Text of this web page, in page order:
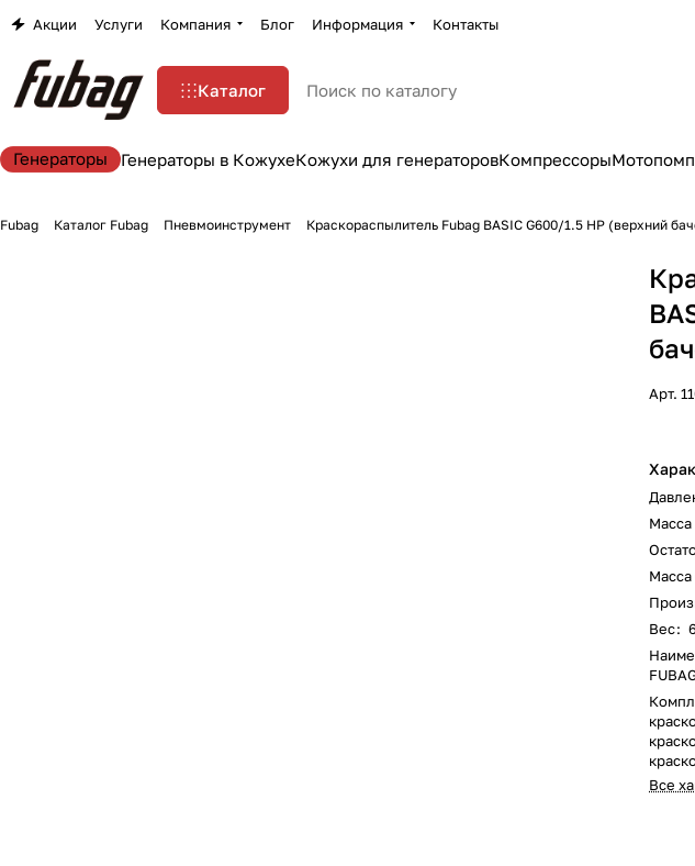
Акции Услуги Компания Блог Информация Контакты
Каталог
Генераторы Генераторы в КожухеКожухи для генераторовКомпрессоры
Fubag Каталог Fubag Пневмоинструмент Краскораспылитель Fubag BASIC G600/1.5 HP (верхний
Арт.
Масса
Масса
Вес:
Все